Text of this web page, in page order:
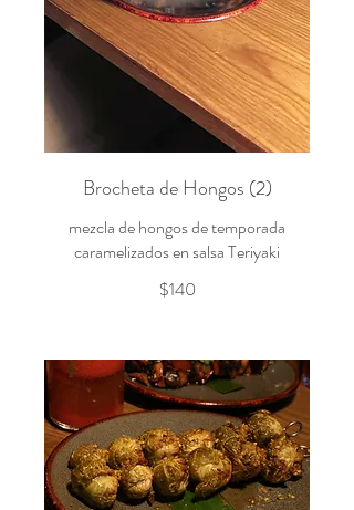
Brocheta de Hongos (2)
mezcla de hongos de temporada
caramelizados en salsa Teriyaki
$140